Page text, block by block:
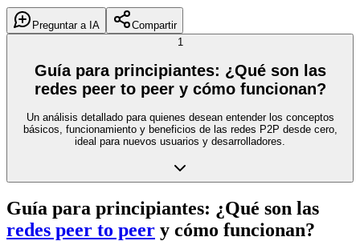
Preguntar a IA
Compartir
1
Guía para principiantes: ¿Qué son las
redes peer to peer y cómo funcionan?
Un análisis detallado para quienes desean entender los conceptos
básicos, funcionamiento y beneficios de las redes P2P desde cero,
ideal para nuevos usuarios y desarrolladores.
Guía para principiantes: ¿Qué son las
redes peer to peer y cómo funcionan?